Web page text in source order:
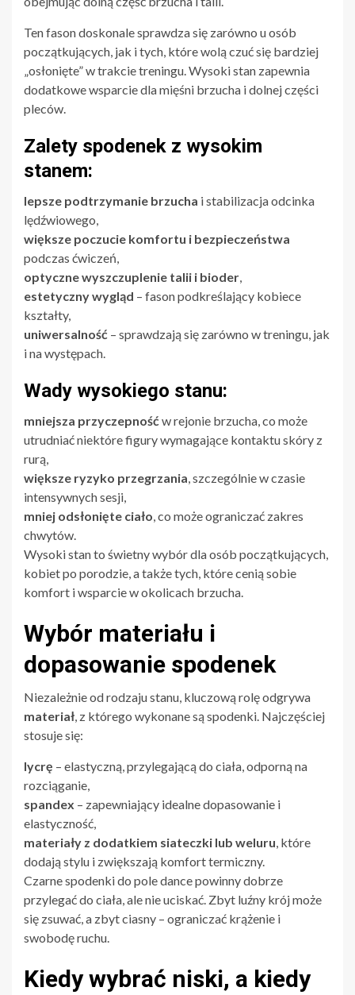
Ten fason doskonale sprawdza się zarówno u osób
początkujących, jak i tych, które wolą czuć się bardziej
„osłonięte” w trakcie treningu. Wysoki stan zapewnia
dodatkowe wsparcie dla mięśni brzucha i dolnej części
pleców.
Zalety spodenek z wysokim
stanem:
lepsze podtrzymanie brzucha i stabilizacja odcinka
lędźwiowego,
większe poczucie komfortu i bezpieczeństwa
podczas ćwiczeń,
optyczne wyszczuplenie talii i bioder,
estetyczny wygląd – fason podkreślający kobiece
kształty,
uniwersalność – sprawdzają się zarówno w treningu, jak
i na występach.
Wady wysokiego stanu:
mniejsza przyczepnośćw rejonie brzucha, co może
utrudniać niektóre figury wymagające kontaktu skóry z
rurą,
większe ryzyko przegrzania, szczególnie w czasie
intensywnych sesji,
mniej odsłonięte ciało, co może ograniczać zakres
chwytów.
Wysoki stan to świetny wybór dla osób początkujących,
kobiet po porodzie, a także tych, które cenią sobie
komfort i wsparcie w okolicach brzucha.
Wybór materiału i
dopasowanie spodenek
Niezależnie od rodzaju stanu, kluczową rolę odgrywa
materiał, z którego wykonane są spodenki. Najczęściej
stosuje się:
lycrę – elastyczną, przylegającą do ciała, odporną na
rozciąganie,
spandex – zapewniający idealne dopasowanie i
elastyczność,
materiały z dodatkiem siateczki lub weluru, które
dodają stylu i zwiększają komfort termiczny.
Czarne spodenki do pole dance powinny dobrze
przylegać do ciała, ale nie uciskać. Zbyt luźny krój może
się zsuwać, a zbyt ciasny – ograniczać krążenie i
swobodę ruchu.
Kiedy wybrać niski, a kiedy